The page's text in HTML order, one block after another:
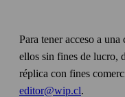
Para tener acceso a
ellos sin fines de lucro,
réplica con fines
editor@wip.cl.